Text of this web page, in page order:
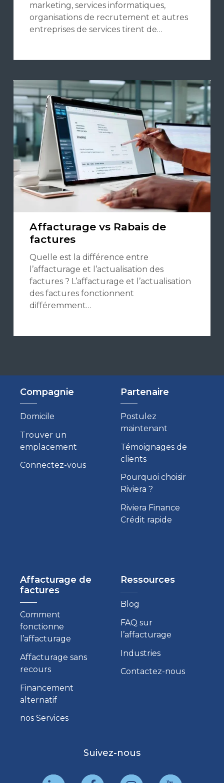
marketing, services informatiques,
organisations de recrutement et autres
entreprises de services tirent de…
Affacturage vs Rabais de
factures
Quelle est la différence entre
l’affacturage et l’actualisation des
factures ? L’affacturage et l’actualisation
des factures fonctionnent
différemment…
Compagnie
Domicile
Trouver un
emplacement
Connectez-vous
Partenaire
Postulez
maintenant
Témoignages de
clients
Pourquoi choisir
Riviera ?
Riviera Finance
Crédit rapide
Affacturage de
factures
Comment
fonctionne
l’affacturage
Affacturage sans
recours
Financement
alternatif
nos Services
Ressources
Blog
FAQ sur
l’affacturage
Industries
Contactez-nous
Suivez-nous